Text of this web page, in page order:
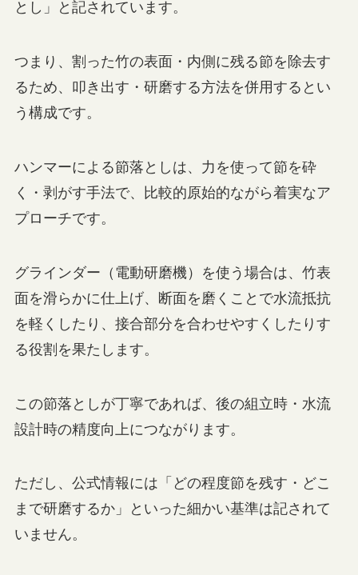
とし」と記されています。
つまり、割った竹の表面・内側に残る節を除去す
るため、叩き出す・研磨する方法を併用するとい
う構成です。
ハンマーによる節落としは、力を使って節を砕
く・剥がす手法で、比較的原始的ながら着実なア
プローチです。
グラインダー（電動研磨機）を使う場合は、竹表
面を滑らかに仕上げ、断面を磨くことで水流抵抗
を軽くしたり、接合部分を合わせやすくしたりす
る役割を果たします。
この節落としが丁寧であれば、後の組立時・水流
設計時の精度向上につながります。
ただし、公式情報には「どの程度節を残す・どこ
まで研磨するか」といった細かい基準は記されて
いません。